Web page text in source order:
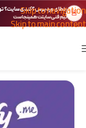
Skip to navigation
Skip to main content
🚨 خطای وردپرس؟ کندی سایت؟
تیم فنی سایتت همینجاست